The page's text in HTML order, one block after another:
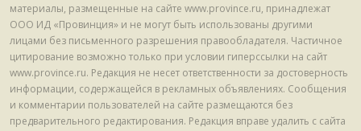
материалы, размещенные на сайте www.province.ru, принадлежат
ООО ИД «Провинция» и не могут быть использованы другими
лицами без письменного разрешения правообладателя. Частичное
цитирование возможно только при условии гиперссылки на сайт
www.province.ru. Редакция не несет ответственности за достоверность
информации, содержащейся в рекламных объявлениях. Сообщения
и комментарии пользователей на сайте размещаются без
предварительного редактирования. Редакция вправе удалить с сайта